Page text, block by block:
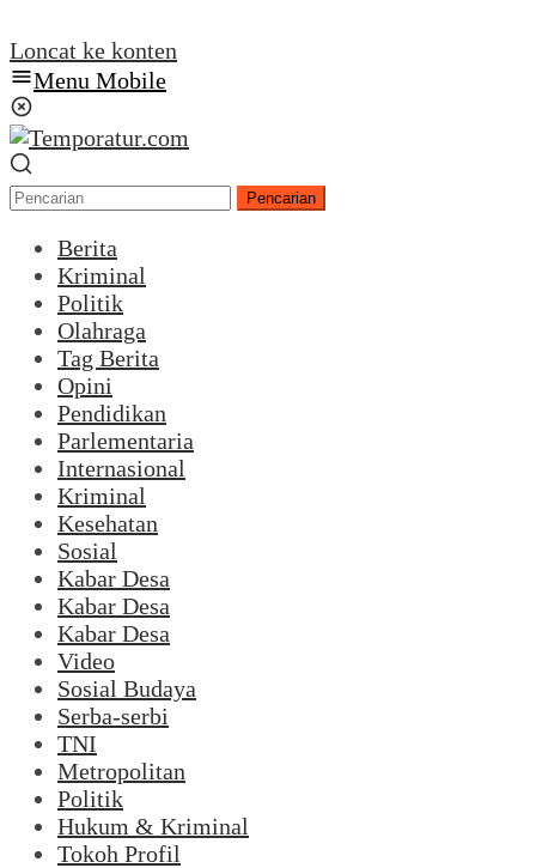
Loncat ke konten
Menu Mobile
Pencarian
Berita
Kriminal
Politik
Olahraga
Tag Berita
Opini
Pendidikan
Parlementaria
Internasional
Kriminal
Kesehatan
Sosial
Kabar Desa
Kabar Desa
Kabar Desa
Video
Sosial Budaya
Serba-serbi
TNI
Metropolitan
Politik
Hukum & Kriminal
Tokoh Profil